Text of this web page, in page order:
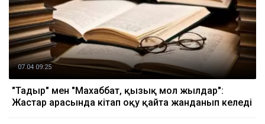
07.04 09:25
"Тағдыр" мен "Махаббат, қызық мол жылдар":
Жастар арасында кітап оқу қайта жанданып келеді